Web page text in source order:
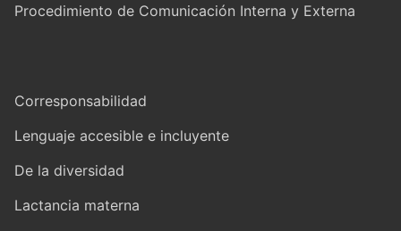
Procedimiento de Comunicación Interna y Externa
Corresponsabilidad
Lenguaje accesible e incluyente
De la diversidad
Lactancia materna